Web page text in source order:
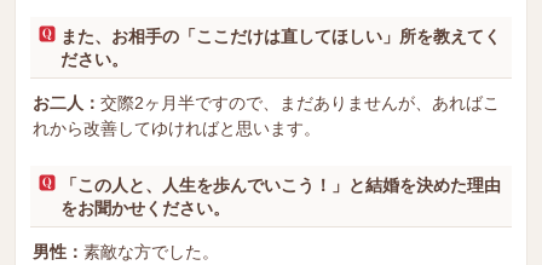
また、お相手の「ここだけは直してほしい」所を教えてく
ださい。
お二人： 交際2ヶ月半ですので、まだありませんが、あればこ
れから改善してゆければと思います。
「この人と、人生を歩んでいこう！」と結婚を決めた理由
をお聞かせください。
男性： 素敵な方でした。